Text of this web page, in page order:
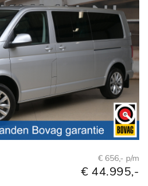
€ 656,- p/m
€ 44.995,-